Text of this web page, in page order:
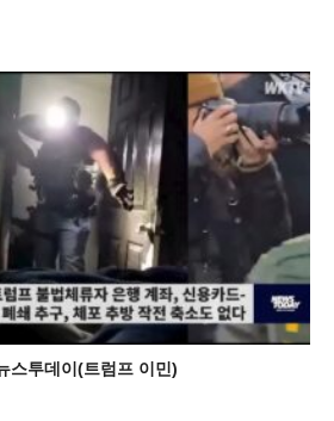
스투데이(트럼프 이민)